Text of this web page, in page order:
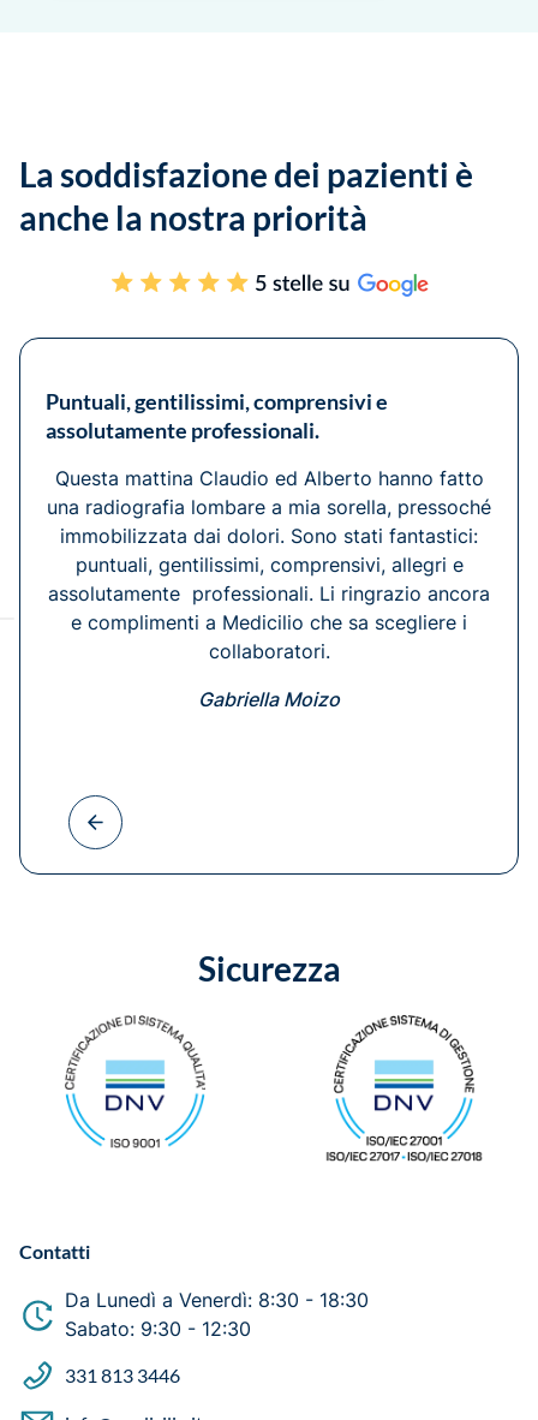
La soddisfazione dei pazienti è
anche la nostra priorità
Puntuali, gentilissimi, comprensivi e
assolutamente professionali.
Questa mattina Claudio ed Alberto hanno fatto
una radiografia lombare a mia sorella, pressoché
immobilizzata dai dolori. Sono stati fantastici:
puntuali, gentilissimi, comprensivi, allegri e
assolutamente professionali. Li ringrazio ancora
e complimenti a Medicilio che sa scegliere i
collaboratori.
Gabriella Moizo
Sicurezza
Contatti
Da Lunedì a Venerdì: 8:30 - 18:30
Sabato: 9:30 - 12:30
331 813 3446